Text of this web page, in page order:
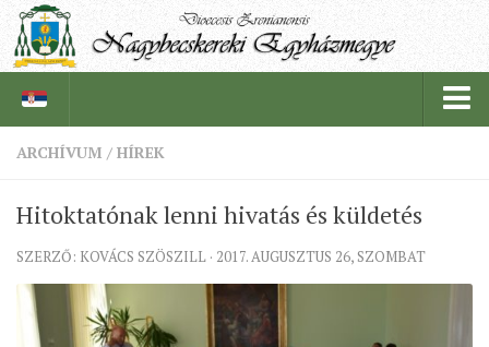
PÜSPÖK
TÖRTÉNELEM
EGYHÁZI INTÉZMÉNYEINK
EGYHÁZMEGYEI LEVÉLTÁR
ARCHÍVUM / HÍREK
Hitoktatónak lenni hivatás és küldetés
SZERZŐ: KOVÁCS SZÖSZILL · 2017. AUGUSZTUS 26, SZOMBAT